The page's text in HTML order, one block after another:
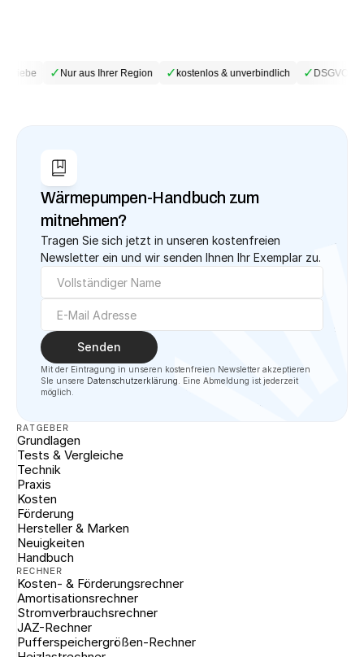
✓Nur aus Ihrer Region ✓kostenlos & unverbindlich ✓DSGVO-
Wärmepumpen-Handbuch zum
mitnehmen?
Tragen Sie sich jetzt in unseren kostenfreien
Newsletter ein und wir senden Ihnen Ihr Exemplar zu.
Senden
Mit der Eintragung in unseren kostenfreien Newsletter akzeptieren
SIe unsere Datenschutzerklärung . Eine Abmeldung ist jederzeit
möglich.
RATGEBER
Grundlagen
Tests & Vergleiche
Technik
Praxis
Kosten
Förderung
Hersteller & Marken
Neuigkeiten
Handbuch
RECHNER
Kosten- & Förderungsrechner
Amortisationsrechner
Stromverbrauchsrechner
JAZ-Rechner
Pufferspeichergrößen-Rechner